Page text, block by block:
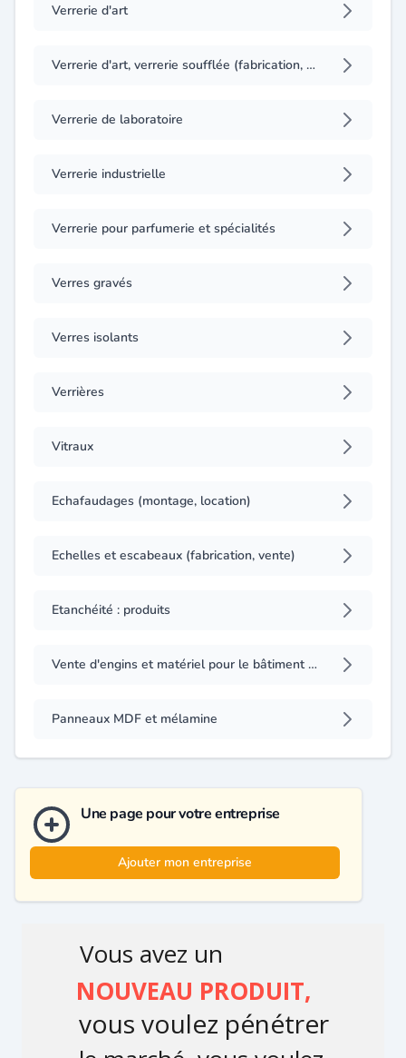
Verrerie d'art
Verrerie d'art, verrerie soufflée (fabrication, gros)
Verrerie de laboratoire
Verrerie industrielle
Verrerie pour parfumerie et spécialités
Verres gravés
Verres isolants
Verrières
Vitraux
Echafaudages (montage, location)
Echelles et escabeaux (fabrication, vente)
Etanchéité : produits
Vente d'engins et matériel pour le bâtiment et travaux publics
Panneaux MDF et mélamine
Une page pour votre entreprise
Ajouter mon entreprise